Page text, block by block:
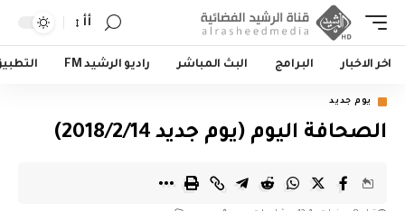
أأ
اخر الاخبار البرامج البث المباشر راديو الرشيد FM
يوم جديد
الصحافة اليوم (يوم جديد 2018/2/14)